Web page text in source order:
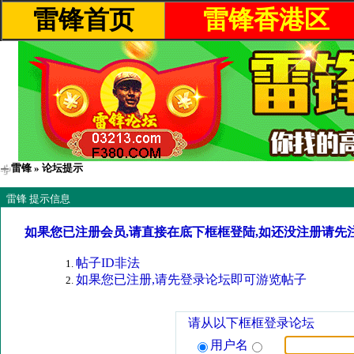
雷锋首页 雷锋香港区
雷锋 » 论坛提示
雷锋 提示信息
如果您已注册会员,请直接在底下框框登陆,如还没注册请先
帖子ID非法
如果您已注册,请先登录论坛即可游览帖子
请从以下框框登录论坛
用户名